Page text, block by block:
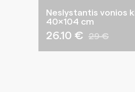
Neslystantis vonios
40×104 cm
26.10 € 29 €